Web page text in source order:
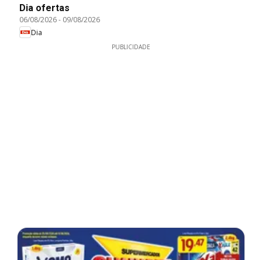
Dia ofertas
06/08/2026- 09/08/2026
Dia
PUBLICIDADE